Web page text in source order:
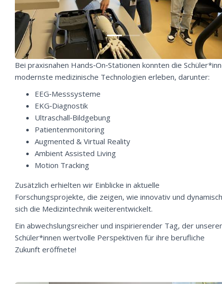
Bei praxisnahen Hands‑On‑Stationen konnten die
modernste medizinische Technologien erleben, darunter:
EEG‑Messsysteme
EKG‑Diagnostik
Ultraschall‑Bildgebung
Patientenmonitoring
Augmented & Virtual Reality
Ambient Assisted Living
Motion Tracking
Zusätzlich erhielten wir Einblicke in aktuelle
Forschungsprojekte, die zeigen, wie innovativ und dynamisch
sich die Medizintechnik weiterentwickelt.
Ein abwechslungsreicher und inspirierender Tag, der
Schüler*innen wertvolle Perspektiven für ihre berufliche
Zukunft eröffnete!